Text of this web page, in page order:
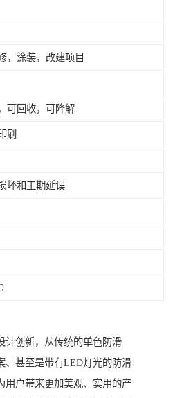
，涂装，改建项目
可回收，可降解
刷
坏和工期延误
计创新，从传统的单色防滑
、甚至是带有LED灯光的防滑
用户带来更加美观、实用的产